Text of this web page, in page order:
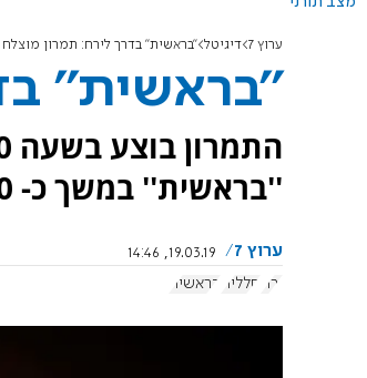
ערוץ 7 דיגיטל ''בראשית'' בדרך לירח: תמרון מוצלח
''בראשית''
''בראשית'' במשך כ- 60 שניות.
ערוץ 7
19.03.19, 14:46
ירח
חללית בראשית